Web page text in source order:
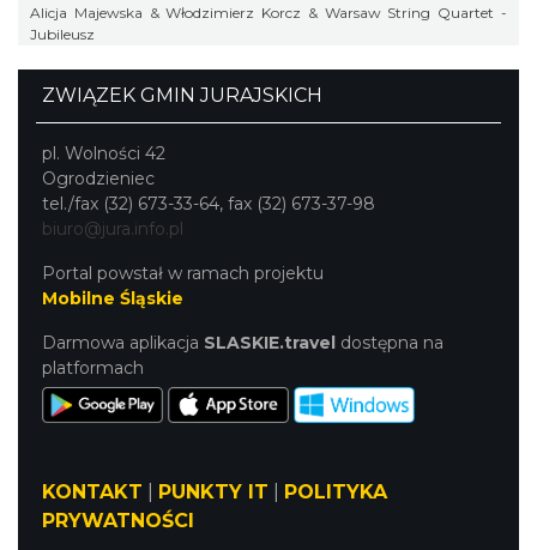
Alicja Majewska & Włodzimierz Korcz & Warsaw String Quartet -
Jubileusz
ZWIĄZEK GMIN JURAJSKICH
pl. Wolności 42
Ogrodzieniec
tel./fax (32) 673-33-64, fax (32) 673-37-98
biuro@jura.info.pl
Portal powstał w ramach projektu
Mobilne Śląskie
Darmowa aplikacja SLASKIE.travel dostępna na
platformach
KONTAKT PUNKTY IT
POLITYKA
PRYWATNOŚCI